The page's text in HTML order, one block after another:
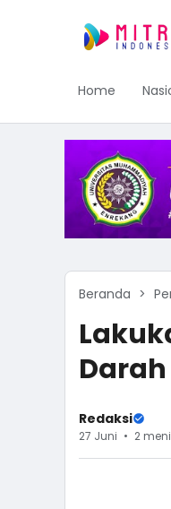
Home
Beranda
Darah
Redaksi
27 Juni 2